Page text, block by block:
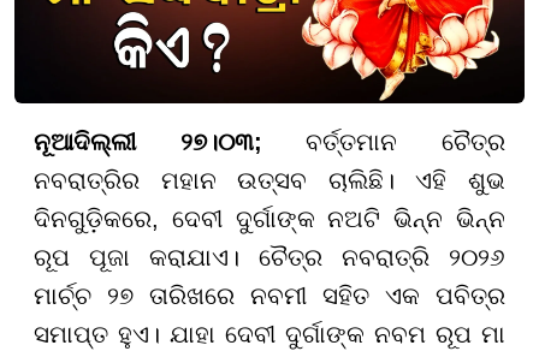
ନୂଆଦିଲ୍ଲୀ ୨୭।୦୩; ବର୍ତ୍ତମାନ ଚୈତ୍ର
ନବରାତ୍ରିର ମହାନ ଉତ୍ସବ ଚାଲିଛି। ଏହି ଶୁଭ
ଦିନଗୁଡ଼ିକରେ, ଦେବୀ ଦୁର୍ଗାଙ୍କ ନଅଟି ଭିନ୍ନ ଭିନ୍ନ
ରୂପ ପୂଜା କରାଯାଏ। ଚୈତ୍ର ନବରାତ୍ରି ୨୦୨୬
ମାର୍ଚ୍ଚ ୨୭ ତାରିଖରେ ନବମୀ ସହିତ ଏକ ପବିତ୍ର
ସମାପ୍ତ ହୁଏ। ଯାହା ଦେବୀ ଦୁର୍ଗାଙ୍କ ନବମ ରୂପ ମା